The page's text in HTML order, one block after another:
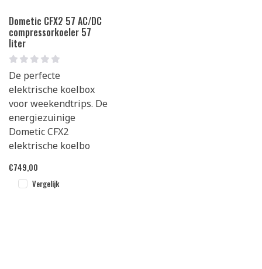
Dometic CFX2 57 AC/DC
compressorkoeler 57
liter
De perfecte
elektrische koelbox
voor weekendtrips. De
energiezuinige
Dometic CFX2
elektrische koelbo
€749,00
Vergelijk